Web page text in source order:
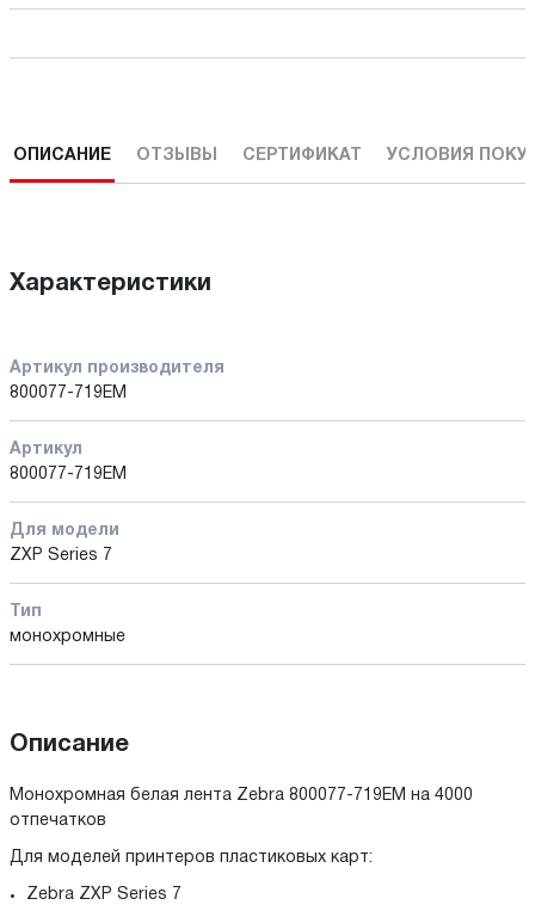
ОПИСАНИЕ ОТЗЫВЫ СЕРТИФИКАТ УСЛОВИЯ
Характеристики
Артикул производителя
800077-719EM
Артикул
800077-719EM
Для модели
ZXP Series 7
Тип
монохромные
Описание
Монохромная белая лента Zebra 800077-719EM на 4000
отпечатков
Для моделей принтеров пластиковых карт:
Zebra ZXP Series 7